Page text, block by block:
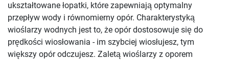
ukształtowane łopatki, które zapewniają optymalny
przepływ wody i równomierny opór. Charakterystyką
wioślarzy wodnych jest to, że opór dostosowuje się do
prędkości wiosłowania - im szybciej wiosłujesz, tym
większy opór odczujesz. Zaletą wioślarzy z oporem